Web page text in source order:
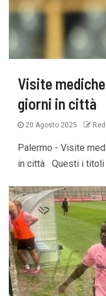
Visite
giorni in città
20 Agosto 2025
Palermo - Visite
in città Questi i titoli